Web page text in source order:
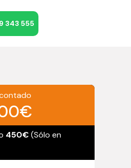
343 555
450€(Sólo en